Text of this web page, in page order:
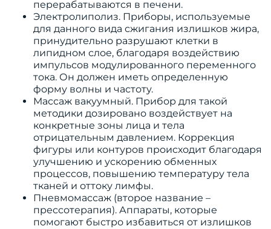
перерабатываются в печени.
Электролиполиз. Приборы, используемые
для данного вида сжигания излишков жира,
принудительно разрушают клетки в
липидном слое, благодаря воздействию
импульсов модулированного переменного
тока. Он должен иметь определенную
форму волны и частоту.
Массаж вакуумный. Прибор для такой
методики дозировано воздействует на
конкретные зоны лица и тела
отрицательным давлением. Коррекция
фигуры или контуров происходит благодаря
улучшению и ускорению обменных
процессов, повышению температуру тела
тканей и оттоку лимфы.
Пневмомассаж (второе название –
прессотерапия). Аппараты, которые
помогают быстро избавиться от излишков